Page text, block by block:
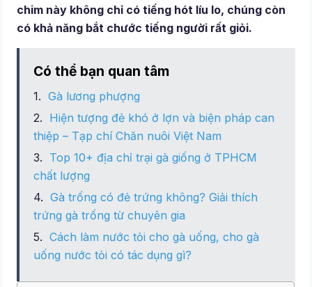
chim này không chỉ có tiếng hót líu lo, chúng còn
có khả năng bắt chước tiếng người rất giỏi.
Có thể bạn quan tâm
Gà lương phượng
Hiện tượng đẻ khó ở lợn và biện pháp can
thiệp – Tạp chí Chăn nuôi Việt Nam
Top 10+ địa chỉ trại gà giống ở TPHCM
chất lượng
Gà trống có đẻ trứng không? Giải thích
trứng gà trống từ chuyên gia
Cách làm nước tỏi cho gà uống, cho gà
uống nước tỏi có tác dụng gì?